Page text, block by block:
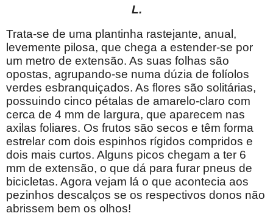
L.
Trata-se de uma plantinha rastejante, anual,
levemente pilosa, que chega a estender-se por
um metro de extensão. As suas folhas são
opostas, agrupando-se numa dúzia de folíolos
verdes esbranquiçados. As flores são solitárias,
possuindo cinco pétalas de amarelo-claro com
cerca de 4 mm de largura, que aparecem nas
axilas foliares. Os frutos são secos e têm forma
estrelar com dois espinhos rígidos compridos e
dois mais curtos. Alguns picos chegam a ter 6
mm de extensão, o que dá para furar pneus de
bicicletas. Agora vejam lá o que acontecia aos
pezinhos descalços se os respectivos donos não
abrissem bem os olhos!